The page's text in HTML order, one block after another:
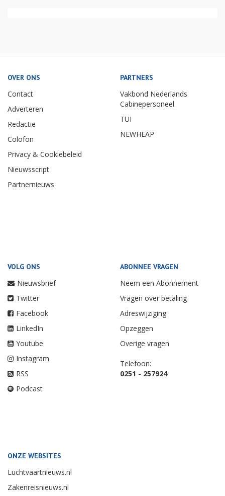
OVER ONS
Contact
Adverteren
Redactie
Colofon
Privacy & Cookiebeleid
Nieuwsscript
Partnernieuws
PARTNERS
Vakbond Nederlands
Cabinepersoneel
TUI
NEWHEAP
VOLG ONS
Nieuwsbrief
Twitter
Facebook
LinkedIn
Youtube
Instagram
RSS
Podcast
ABONNEE VRAGEN
Neem een Abonnement
Vragen over betaling
Adreswijziging
Opzeggen
Overige vragen
Telefoon:
0251 - 257924
ONZE WEBSITES
Luchtvaartnieuws.nl
Zakenreisnieuws.nl